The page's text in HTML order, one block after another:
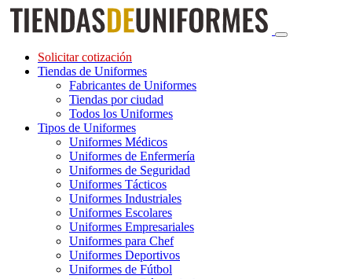
Solicitar cotización
Tiendas de Uniformes
Fabricantes de Uniformes
Tiendas por ciudad
Todos los Uniformes
Tipos de Uniformes
Uniformes Médicos
Uniformes de Enfermería
Uniformes de Seguridad
Uniformes Tácticos
Uniformes Industriales
Uniformes Escolares
Uniformes Empresariales
Uniformes para Chef
Uniformes Deportivos
Uniformes de Fútbol